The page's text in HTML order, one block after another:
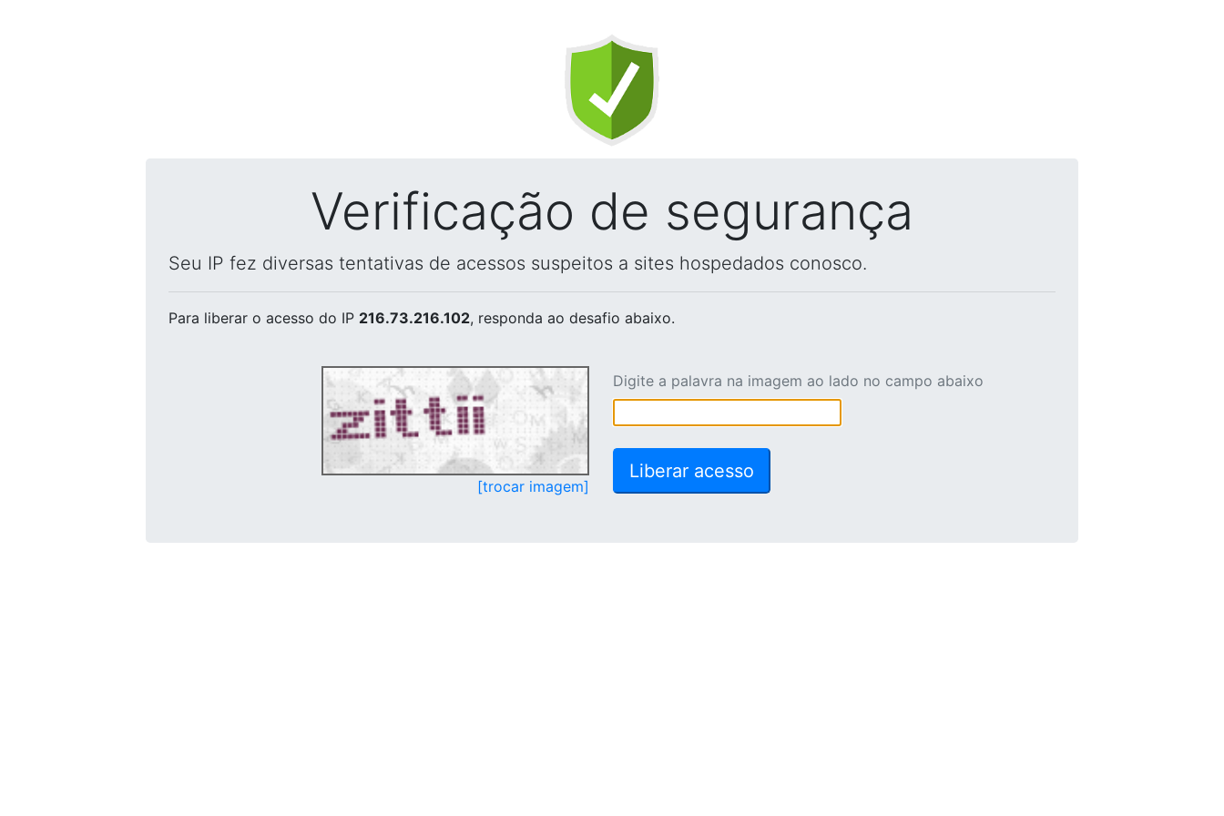
Verificação de segurança
Seu IP fez diversas tentativas de acessos suspeitos a sites hospedados conosco.
Para liberar o acesso do IP 216.73.216.102, responda ao desafio abaixo.
[trocar imagem]
Digite a palavra na imagem ao lado no campo abaixo